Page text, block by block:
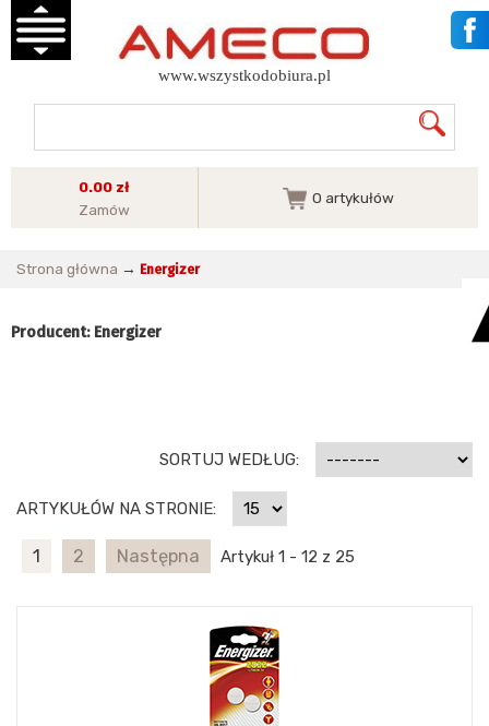
www.wszystkodobiura.pl
0.00 zł
Zamów
0 artykułów
Strona główna → Energizer
Producent: Energizer
SORTUJ WEDŁUG:
ARTYKUŁÓW NA STRONIE:
1 2 Następna Artykuł 1 - 12 z 25